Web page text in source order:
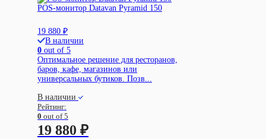
POS-монитор Datavan Pyramid 150
19 880 ₽
В наличии
0 out of 5
Оптимальное решение для ресторанов,
баров, кафе, магазинов или
универсальных бутиков. Позв...
В наличии
Рейтинг:
0 out of 5
19 880 ₽